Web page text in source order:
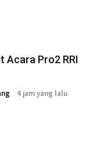
Acara Pro2 RRI
4 jam yang lalu